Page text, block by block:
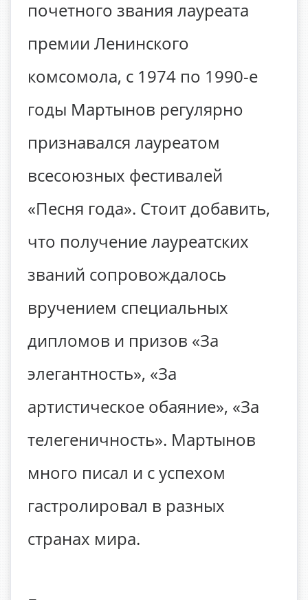
почетного звания лауреата
премии Ленинского
комсомола, с 1974 по 1990-е
годы Мартынов регулярно
признавался лауреатом
всесоюзных фестивалей
«Песня года». Стоит добавить,
что получение лауреатских
званий сопровождалось
вручением специальных
дипломов и призов «За
элегантность», «За
артистическое обаяние», «За
телегеничность». Мартынов
много писал и с успехом
гастролировал в разных
странах мира.